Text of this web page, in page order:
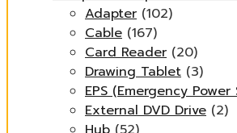
Adapter (102)
Cable (167)
Card Reader (20)
Drawing Tablet (3)
EPS (Emergency Power
External DVD Drive (2)